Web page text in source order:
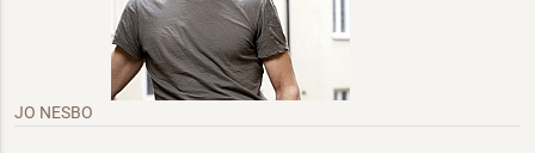
JO NESBO